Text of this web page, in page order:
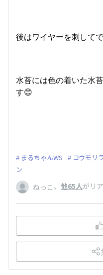
後はワイヤーを刺して
水苔には色の着いた水
す😊
まるちゃんWS コウモリ
ン
ねっこ 、 他65人がリ